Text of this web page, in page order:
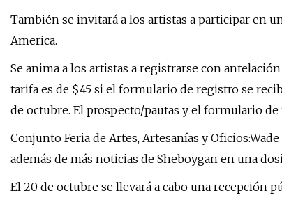
También se invitará a los artistas a participar en
America.
Se anima a los artistas a registrarse con
tarifa es de $45 si el formulario de registro se
de octubre. El prospecto/pautas y el formulario
Conjunto Feria de Artes, Artesanías y
además de más noticias de Sheboygan en una
El 20 de octubre se llevará a cabo una recepción